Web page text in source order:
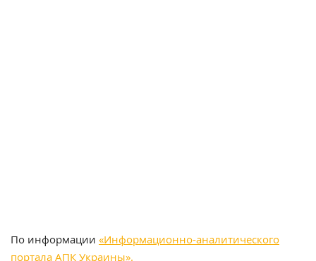
По информации «Информационно-аналитического
портала АПК Украины».